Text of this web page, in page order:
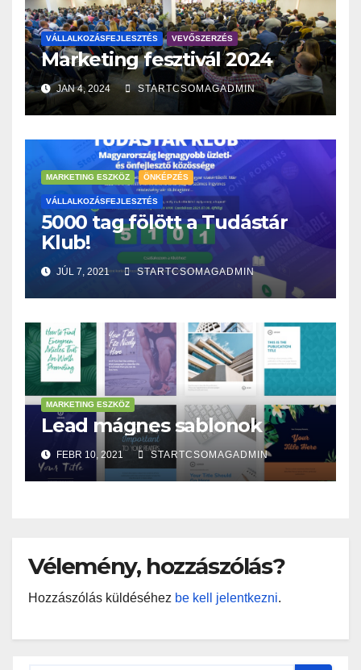
VÁLLALKOZÁSFEJLESZTÉS VEVŐSZERZÉS
Marketing fesztivál 2024
JAN 4, 2024 STARTCSOMAGADMIN
MARKETING ESZKÖZ ÖNKÉPZÉS
VÁLLALKOZÁSFEJLESZTÉS
5000 tag fölött a Tudástár
Klub!
JÚL 7, 2021 STARTCSOMAGADMIN
MARKETING ESZKÖZ
Lead mágnes sablonok
FEBR 10, 2021 STARTCSOMAGADMIN
Vélemény, hozzászólás?
Hozzászólás küldéséhez be kell jelentkezni.